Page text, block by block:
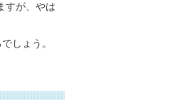
すが、やは
しょう。